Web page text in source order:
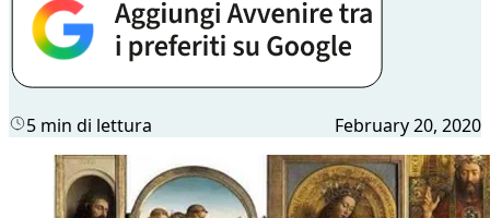
5 min di lettura February 20, 2020